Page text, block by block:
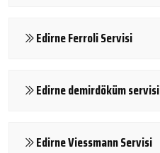
Edirne Ferroli Servisi
Edirne demirdöküm servisi
Edirne Viessmann Servisi